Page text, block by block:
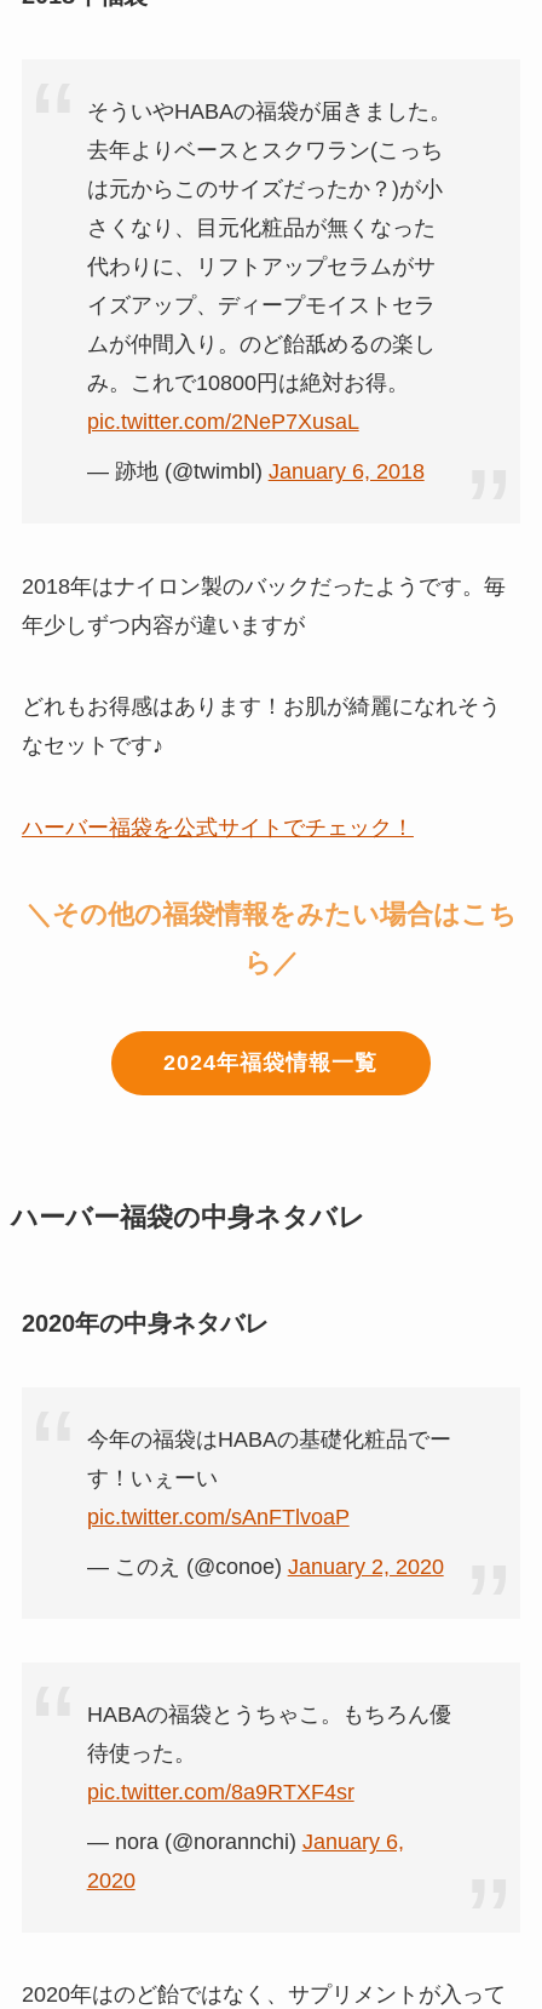
そういやHABAの福袋が届きました。
去年よりベースとスクワラン(こっち
は元からこのサイズだったか？)が小
さくなり、目元化粧品が無くなった
代わりに、リフトアップセラムがサ
イズアップ、ディープモイストセラ
ムが仲間入り。のど飴舐めるの楽し
み。これで10800円は絶対お得。
pic.twitter.com/2NeP7XusaL
— 跡地 (@twimbl) January 6, 2018
2018年はナイロン製のバックだったようです。毎
年少しずつ内容が違いますが
どれもお得感はあります！お肌が綺麗になれそう
なセットです♪
ハーバー福袋を公式サイトでチェック！
＼その他の福袋情報をみたい場合はこち
ら／
2024年福袋情報一覧
ハーバー福袋の中身ネタバレ
2020年の中身ネタバレ
今年の福袋はHABAの基礎化粧品でー
す！いぇーい
pic.twitter.com/sAnFTlvoaP
— このえ (@conoe) January 2, 2020
HABAの福袋とうちゃこ。もちろん優
待使った。
pic.twitter.com/8a9RTXF4sr
— nora (@norannchi) January 6,
2020
2020年はのど飴ではなく、サプリメントが入って